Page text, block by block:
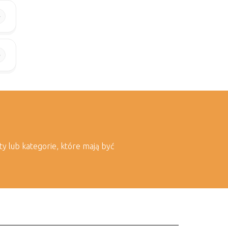
lub kategorie, które mają być